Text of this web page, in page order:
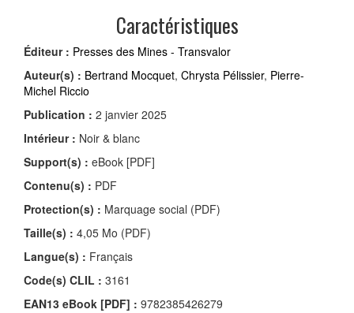
Caractéristiques
Éditeur : Presses des Mines - Transvalor
Auteur(s) : Bertrand Mocquet, Chrysta Pélissier, Pierre-
Michel Riccio
Publication : 2 janvier 2025
Intérieur : Noir & blanc
Support(s) : eBook [PDF]
Contenu(s) : PDF
Protection(s) : Marquage social (PDF)
Taille(s) : 4,05 Mo (PDF)
Langue(s) : Français
Code(s) CLIL : 3161
EAN13 eBook [PDF] : 9782385426279